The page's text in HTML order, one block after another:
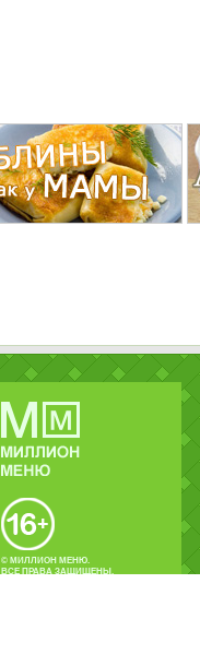
© МИЛЛИОН МЕНЮ.
ВСЕ ПРАВА ЗАЩИЩЕНЫ.